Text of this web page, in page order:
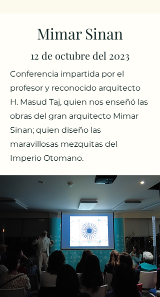
Mimar Sinan
12 de octubre del 2023
Conferencia impartida por el
profesor y reconocido arquitecto
H. Masud Taj, quien nos enseñó las
obras del gran arquitecto Mimar
Sinan; quien diseño las
maravillosas mezquitas del
Imperio Otomano.